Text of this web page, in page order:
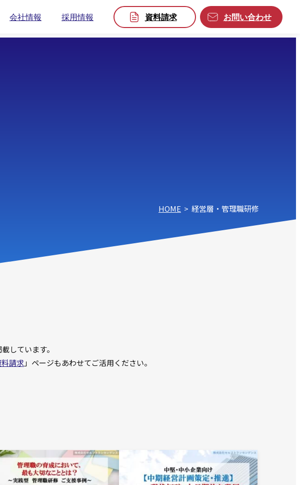
会社情報 採用情報 資料請求 お問い合わせ
HOME > 経営層・管理職研修
しています。
請求 」ページもあわせてご活用ください。